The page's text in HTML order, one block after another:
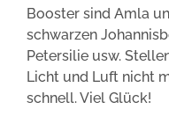
Booster sind Amla
schwarzen
Petersilie usw.
Licht und Luft nicht
schnell. Viel Glück!